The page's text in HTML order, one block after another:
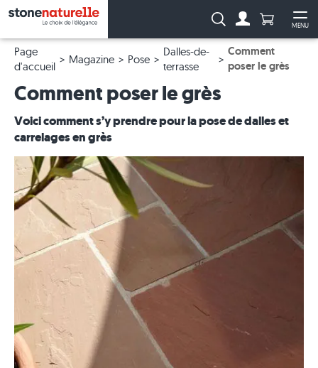
MENU
Recherche :Anzahl
Page
d'accueil
Magazine Pose
Dalles-de-
terrasse
Comment
poser le grès
Comment poser le grès
Voici comment s’y prendre pour la pose de dalles et
carrelages en grès